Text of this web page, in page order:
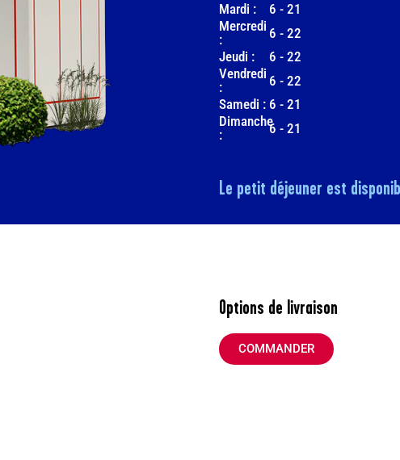
Mardi :
6 - 21
Mercredi
:
6 - 22
Jeudi :
6 - 22
Vendredi
:
6 - 22
Samedi : 6 - 21
Dimanche
:
6 - 21
Le petit déjeuner est
Options de livraison
COMMANDER